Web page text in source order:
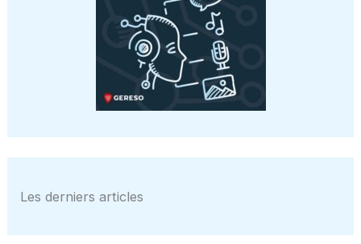
Les derniers articles